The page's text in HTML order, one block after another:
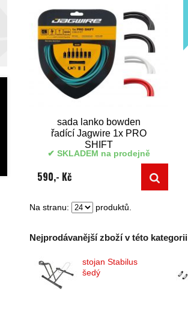
sada lanko bowden
řadící Jagwire 1x PRO
SHIFT
SKLADEM na prodejně
590,- Kč
Na stranu: produktů.
Nejprodávanější zboží v této kategorii
stojan Stabilus
šedý